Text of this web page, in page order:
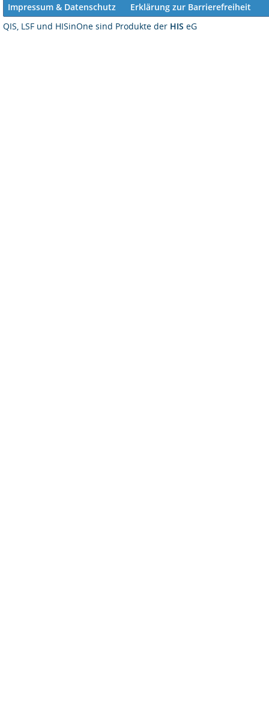
Impressum & Datenschutz
Erklärung zur Barrierefreiheit
QIS, LSF und HISinOne sind Produkte der HIS eG